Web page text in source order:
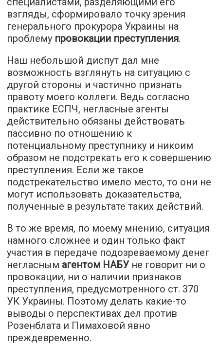
взгляды, сформировало точку зрения
генерального прокурора Украины на
проблему провокации преступления.
Наш небольшой диспут дал мне
возможность взглянуть на ситуацию с
другой стороны и частично признать
правоту моего коллеги. Ведь согласно
практике ЕСПЧ, негласные агенты
действительно обязаны действовать
пассивно по отношению к
потенциальному преступнику и никоим
образом не подстрекать его к совершению
преступления. Если же такое
подстрекательство имело место, то они не
могут использовать доказательства,
полученные в результате таких действий.
В то же время, по моему мнению, ситуация
намного сложнее и один только факт
участия в передаче подозреваемому денег
негласным агентом НАБУне говорит ни о
провокации, ни о наличии признаков
преступления, предусмотренного ст. 370
УК Украины. Поэтому делать какие-то
выводы о перспективах дел против
Розенблата и Пимаховой явно
преждевременно.